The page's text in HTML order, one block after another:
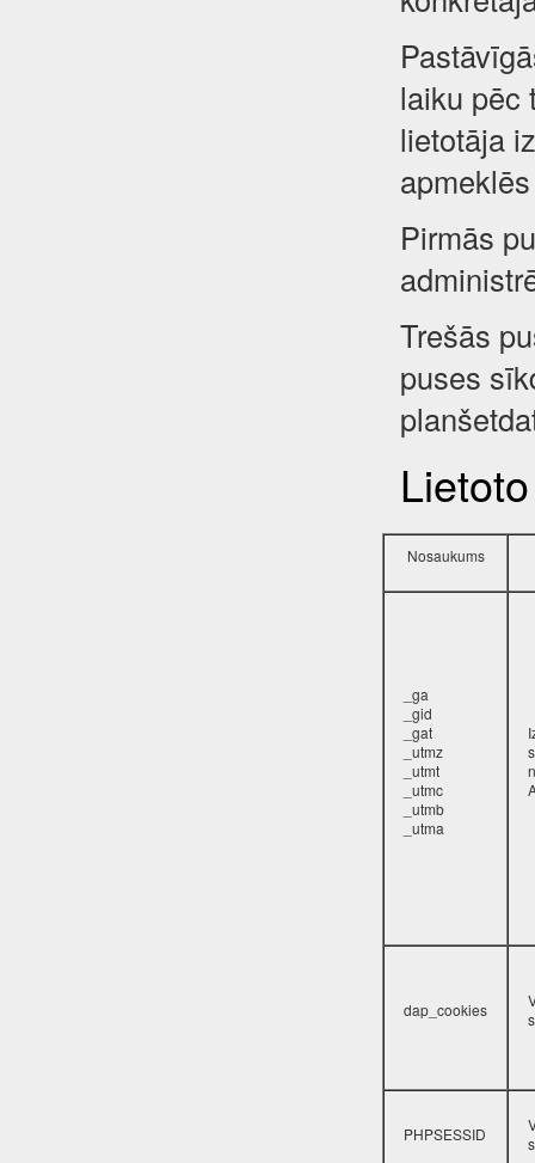
laiku pēc
lietotāja
Pirmās
Trešās
puses
Nosaukums
_ga
_gid
_gat
_utmz
_utmt
_utmc
_utmb
_utma
dap_cookies
PHPSESSID